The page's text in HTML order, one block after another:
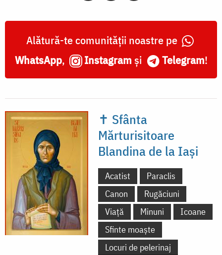
Alătură-te comunității noastre pe
WhatsApp, Instagram și Telegram!
✝ Sfânta
Mărturisitoare
Blandina de la Iași
Acatist
Paraclis
Canon
Rugăciuni
Viață
Minuni
Icoane
Sfinte moaște
Locuri de pelerinaj